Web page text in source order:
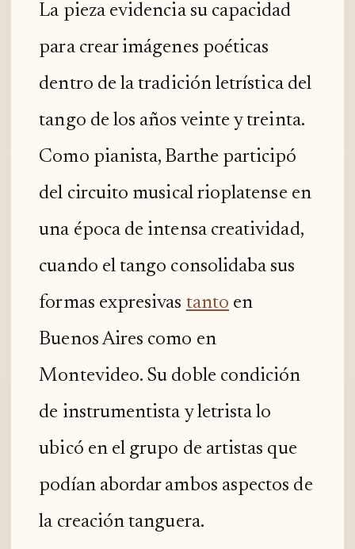
La pieza evidencia su capacidad
para crear imágenes poéticas
dentro de la tradición letrística del
tango de los años veinte y treinta.
Como pianista, Barthe participó
del circuito musical rioplatense en
una época de intensa creatividad,
cuando el tango consolidaba sus
formas expresivas tanto en
Buenos Aires como en
Montevideo. Su doble condición
de instrumentista y letrista lo
ubicó en el grupo de artistas que
podían abordar ambos aspectos de
la creación tanguera.